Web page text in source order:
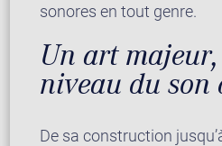
sonores en tout genre.
Un art
niveau du son
De sa construction